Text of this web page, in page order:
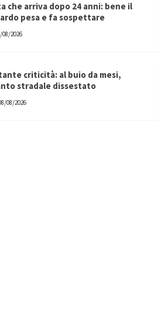
che arriva dopo 24 anni: bene il
pesa e fa sospettare
08/2026
criticità: al buio da mesi,
stradale dissestato
08/2026